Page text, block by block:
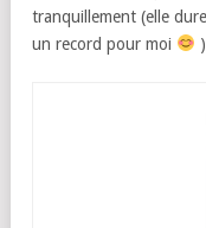
tranquillement (elle
un record pour moi